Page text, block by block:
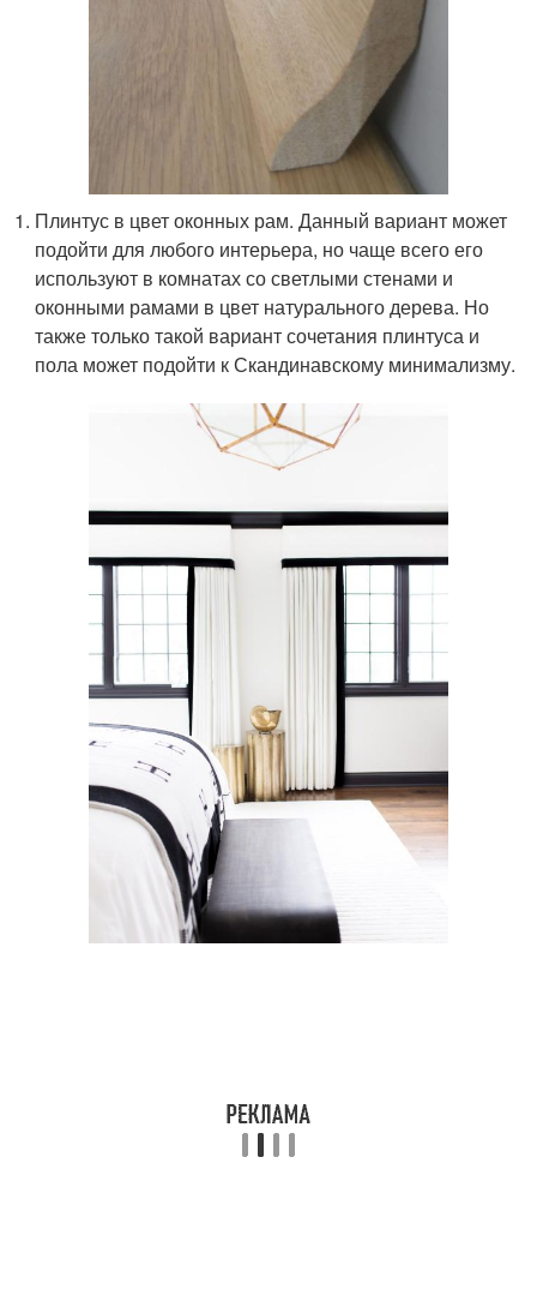
Плинтус в цвет оконных рам. Данный вариант может
подойти для любого интерьера, но чаще всего его
используют в комнатах со светлыми стенами и
оконными рамами в цвет натурального дерева. Но
также только такой вариант сочетания плинтуса и
пола может подойти к Скандинавскому минимализму.